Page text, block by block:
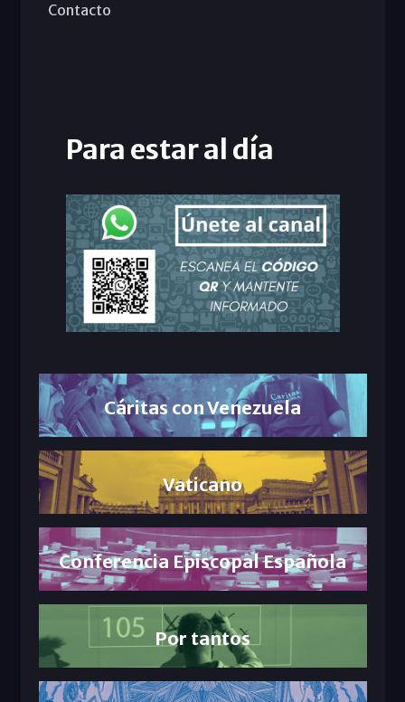
Contacto
Para estar al día
Cáritas con Venezuela
Vaticano
Conferencia Episcopal Española
Por tantos